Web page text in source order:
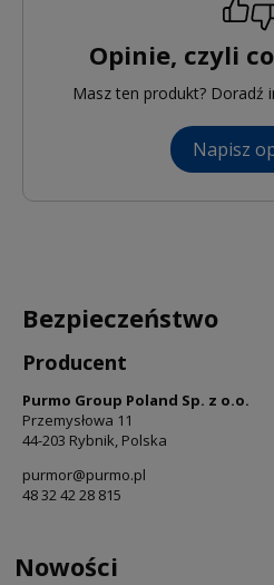
Opinie, czyli
Masz ten produkt? Doradź
Napisz
Bezpieczeństwo
Producent
Purmo Group Poland Sp. z o.o.
Przemysłowa 11
44-203 Rybnik, Polska
purmor@purmo.pl
48 32 42 28 815
Nowości